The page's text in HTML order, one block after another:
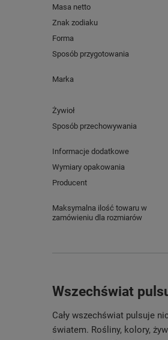
Masa netto
Znak zodiaku
Forma
Sposób przygotowania
Marka
Żywioł
Sposób przechowywania
Informacje dodatkowe
Wymiary opakowania
Producent
Maksymalna ilość towaru w
zamówieniu dla rozmiarów
Wszechświat
Cały wszechświat pulsuje
światem. Rośliny, kolory,